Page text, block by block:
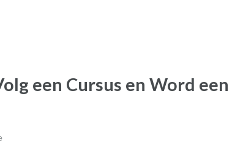
een Cursus en Word een